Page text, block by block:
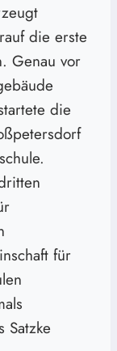
die erste
Genau vor
die
für
Satzke